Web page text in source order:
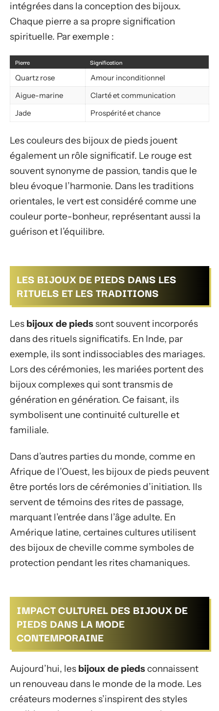
intégrées dans la conception des bijoux.
Chaque pierre a sa propre signification
spirituelle. Par exemple :
Pierre
Signification
Quartz rose
Amour inconditionnel
Aigue-marine
Clarté et communication
Jade
Prospérité et chance
Les couleurs des bijoux de pieds jouent
également un rôle significatif. Le rouge est
souvent synonyme de passion, tandis que le
bleu évoque l’harmonie. Dans les traditions
orientales, le vert est considéré comme une
couleur porte-bonheur, représentant aussi la
guérison et l’équilibre.
LES BIJOUX DE PIEDS DANS LES
RITUELS ET LES TRADITIONS
Les bijoux de piedssont souvent incorporés
dans des rituels significatifs. En Inde, par
exemple, ils sont indissociables des mariages.
Lors des cérémonies, les mariées portent des
bijoux complexes qui sont transmis de
génération en génération. Ce faisant, ils
symbolisent une continuité culturelle et
familiale.
Dans d’autres parties du monde, comme en
Afrique de l’Ouest, les bijoux de pieds peuvent
être portés lors de cérémonies d’initiation. Ils
servent de témoins des rites de passage,
marquant l’entrée dans l’âge adulte. En
Amérique latine, certaines cultures utilisent
des bijoux de cheville comme symboles de
protection pendant les rites chamaniques.
IMPACT CULTUREL DES BIJOUX DE
PIEDS DANS LA MODE
CONTEMPORAINE
Aujourd’hui, les bijoux de piedsconnaissent
un renouveau dans le monde de la mode. Les
créateurs modernes s’inspirent des styles